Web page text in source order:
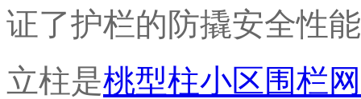
证了护栏的防撬安全性
立柱是桃型柱小区围栏网